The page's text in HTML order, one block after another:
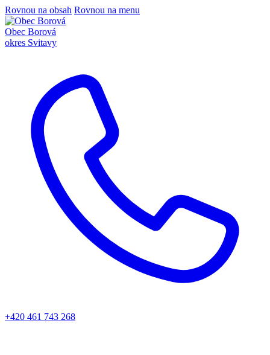
Rovnou na obsah Rovnou na menu
Obec Borová
okres Svitavy
+420 461 743 268